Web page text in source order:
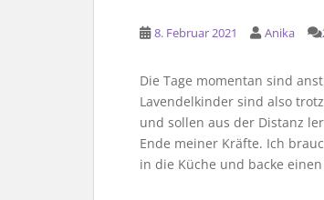
8. Februar 2021 Anika
Die Tage momentan sind
Lavendelkinder sind also
und sollen aus der Distanz
Ende meiner Kräfte. Ich
in die Küche und backe